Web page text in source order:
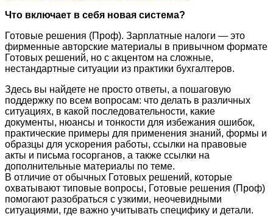
Что включает в себя новая система?
Готовые решения (Проф). Зарплатные налоги — это
фирменные авторские материалы в привычном формате
Готовых решений, но с акцентом на сложные,
нестандартные ситуации из практики бухгалтеров.
Здесь вы найдете не просто ответы, а пошаговую
поддержку по всем вопросам: что делать в различных
ситуациях, в какой последовательности, какие
документы, нюансы и тонкости для избежания ошибок,
практические примеры для применения знаний, формы и
образцы для ускорения работы, ссылки на правовые
акты и письма госорганов, а также ссылки на
дополнительные материалы по теме.
В отличие от обычных Готовых решений, которые
охватывают типовые вопросы, Готовые решения (Проф)
помогают разобраться с узкими, неочевидными
ситуациями, где важно учитывать специфику и детали.